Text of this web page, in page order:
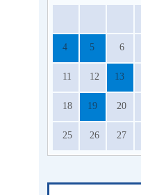
4 5 6
11 12 13
18 19 20
25 26 27